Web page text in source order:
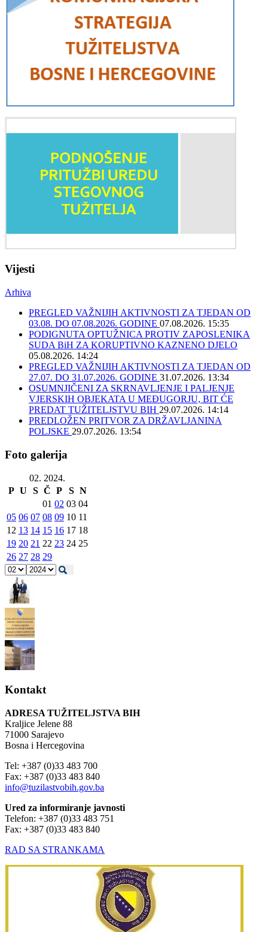
Vijesti
Arhiva
PREGLED VAŽNIJIH AKTIVNOSTI ZA TJEDAN OD
03.08. DO 07.08.2026. GODINE 07.08.2026. 15:35
PODIGNUTA OPTUŽNICA PROTIV ZAPOSLENIKA
SUDA BiH ZA KORUPTIVNO KAZNENO DJELO
05.08.2026. 14:24
PREGLED VAŽNIJIH AKTIVNOSTI ZA TJEDAN OD
27.07. DO 31.07.2026. GODINE 31.07.2026. 13:34
OSUMNJIČENI ZA SKRNAVLJENJE I PALJENJE
VJERSKIH OBJEKATA U MEĐUGORJU, BIT ĆE
PREDAT TUŽITELJSTVU BIH 29.07.2026. 14:14
PREDLOŽEN PRITVOR ZA DRŽAVLJANINA
POLJSKE 29.07.2026. 13:54
Foto galerija
02. 2024.
P U S Č P S N
01 02 03 04
05 06 07 08 09 10 11
12 13 14 15 16 17 18
19 20 21 22 23 24 25
26 27 28 29
Kontakt
ADRESA TUŽITELJSTVA BIH
Kraljice Jelene 88
71000 Sarajevo
Bosna i Hercegovina
Tel: +387 (0)33 483 700
Fax: +387 (0)33 483 840
info@tuzilastvobih.gov.ba
Ured za informiranje javnosti
Telefon: +387 (0)33 483 751
Fax: +387 (0)33 483 840
RAD SA STRANKAMA